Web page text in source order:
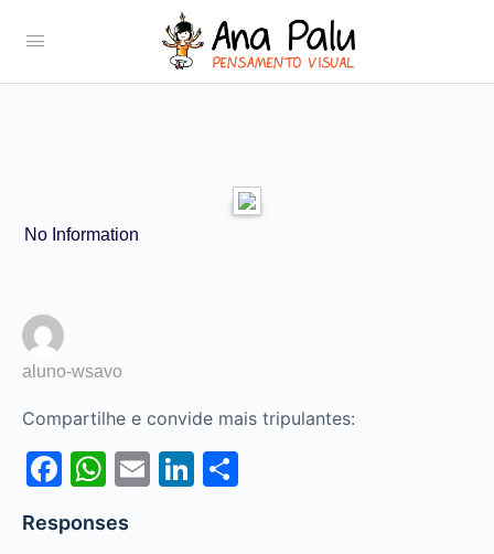
No Information
aluno-wsavo
Compartilhe e convide mais tripulantes:
Facebook
WhatsApp
EmailLinkedIn
Responses